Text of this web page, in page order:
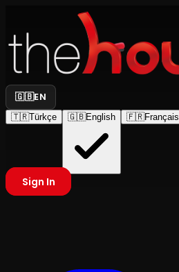
🇬🇧EN
🇹🇷Türkçe 🇬🇧English 🇫🇷Français
Sign In